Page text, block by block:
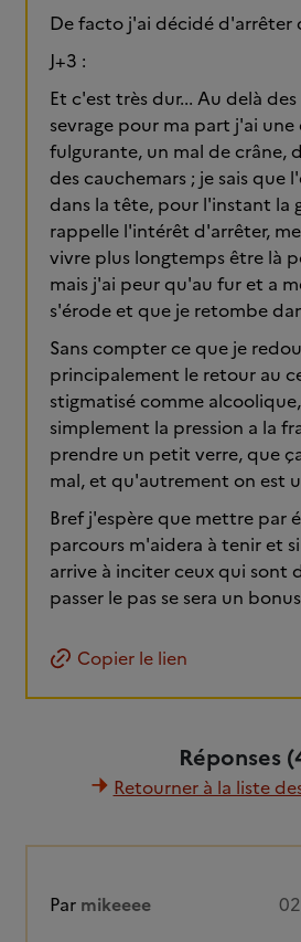
De facto j'ai décidé d'arrêter
J+3 :
Et c'est très dur... Au delà
sevrage pour ma part j'ai une
fulgurante, un mal de crâne,
des cauchemars ; je sais que
dans la tête, pour l'instant la
rappelle l'intérêt d'arrêter,
vivre plus longtemps être là
mais j'ai peur qu'au fur et a
s'érode et que je retombe
Sans compter ce que je
principalement le retour au
stigmatisé comme
simplement la pression a la
prendre un petit verre, que
mal, et qu'autrement on est
Bref j'espère que mettre par
parcours m'aidera à tenir et
arrive à inciter ceux qui sont
passer le pas se sera un
Copier le lien
Réponses
Retourner à la liste
Par mikeeee